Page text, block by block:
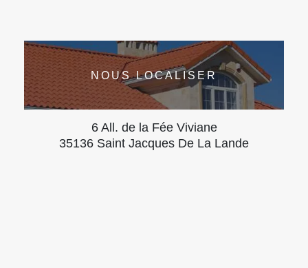
NOUS LOCALISER
6 All. de la Fée Viviane
35136 Saint Jacques De La Lande